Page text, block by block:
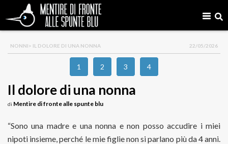
NONNI> IL DOLORE DI UNA NONNA 22/05/2026
1 2 3 4
Il dolore di una nonna
di Mentire di fronte alle spunte blu
“Sono una madre e una nonna e non posso accudire i miei
nipoti insieme, perché le mie figlie non si parlano più da 4 anni.